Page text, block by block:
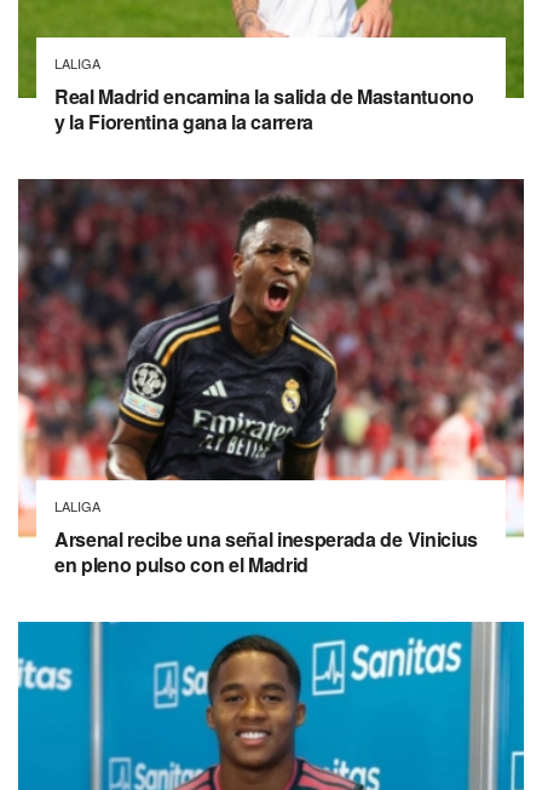
LALIGA
Real Madrid encamina la salida de Mastantuono
y la Fiorentina gana la carrera
LALIGA
Arsenal recibe una señal inesperada de Vinicius
en pleno pulso con el Madrid